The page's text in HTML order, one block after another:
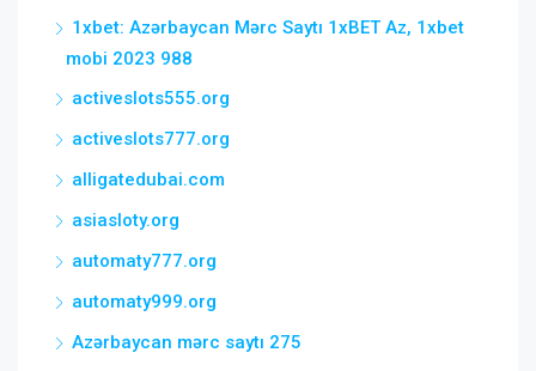
1xbet: Azərbaycan Mərc Saytı 1xBET Az, 1xbet
mobi 2023 988
activeslots555.org
activeslots777.org
alligatedubai.com
asiasloty.org
automaty777.org
automaty999.org
Azərbaycan mərc saytı 275